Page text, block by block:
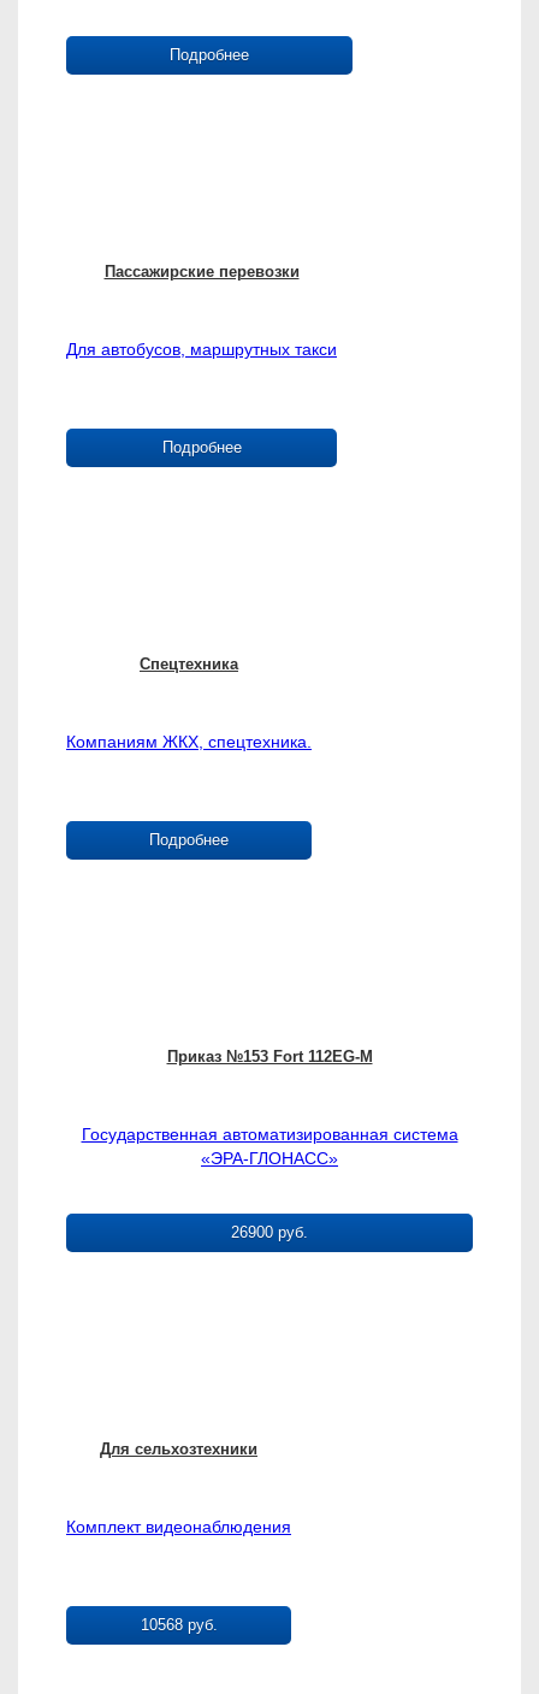
Подробнее
Пассажирские перевозки
Для автобусов, маршрутных такси
Подробнее
Спецтехника
Компаниям ЖКХ, спецтехника.
Подробнее
Приказ №153 Fort 112EG-M
Государственная автоматизированная система
«ЭРА-ГЛОНАСС»
26900 руб.
Для сельхозтехники
Комплект видеонаблюдения
10568 руб.